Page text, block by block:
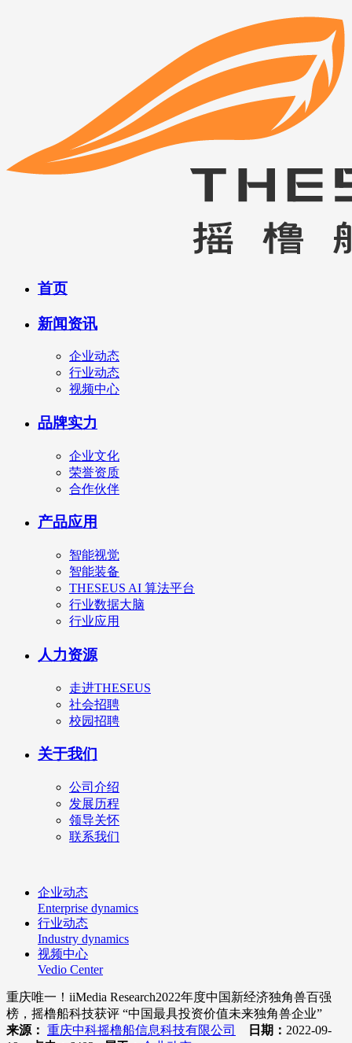
首页
新闻资讯
企业动态
行业动态
视频中心
品牌实力
企业文化
荣誉资质
合作伙伴
产品应用
智能视觉
智能装备
THESEUS AI 算法平台
行业数据大脑
行业应用
人力资源
走进THESEUS
社会招聘
校园招聘
关于我们
公司介绍
发展历程
领导关怀
联系我们
企业动态
Enterprise dynamics
行业动态
Industry dynamics
视频中心
Vedio Center
重庆唯一！iiMedia Research2022年度中国新经济独角兽百强
榜，摇橹船科技获评 “中国最具投资价值未来独角兽企业”
来源： 重庆中科摇橹船信息科技有限公司 日期： 2022-09-